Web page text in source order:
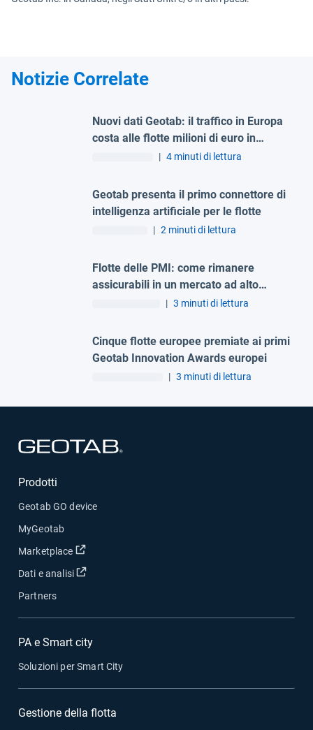
Notizie Correlate
Nuovi dati Geotab: il traffico in Europa
costa alle flotte milioni di euro in
carburante sprecato
| 4 minuti di lettura
Geotab presenta il primo connettore di
intelligenza artificiale per le flotte
| 2 minuti di lettura
Flotte delle PMI: come rimanere
assicurabili in un mercato ad alto
costo, secondo Geotab
| 3 minuti di lettura
Cinque flotte europee premiate ai primi
Geotab Innovation Awards europei
| 3 minuti di lettura
Prodotti
Geotab GO device
MyGeotab
Marketplace
Apri in una nuova finestra
Dati e analisi Apri in una nuova finestra
Partners
PA e Smart city
Soluzioni per Smart City
Gestione della flotta